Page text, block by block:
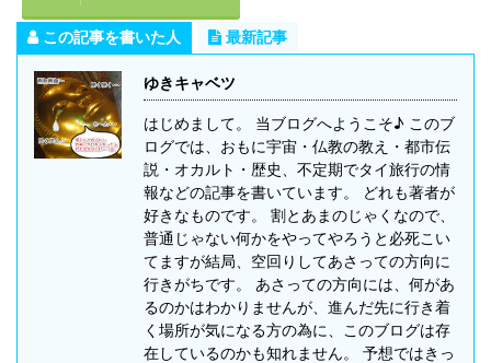
この記事を書いた人 最新記事
ゆきキャベツ
はじめまして。 当ブログへようこそ♪ このブ
ログでは、おもに宇宙・仏教の教え・都市伝
説・オカルト・歴史、不定期でタイ旅行の情
報などの記事を書いています。 どれも著者が
好きなものです。 割とあまのじゃくなので、
普通じゃない何かをやってやろうと必死こい
てますが結局、空回りしてあさっての方向に
行きがちです。 あさっての方向には、何があ
るのかはわかりませんが、進んだ先に行き着
く場所が気になる方の為に、このブログは存
在しているのかも知れません。 予想ではきっ